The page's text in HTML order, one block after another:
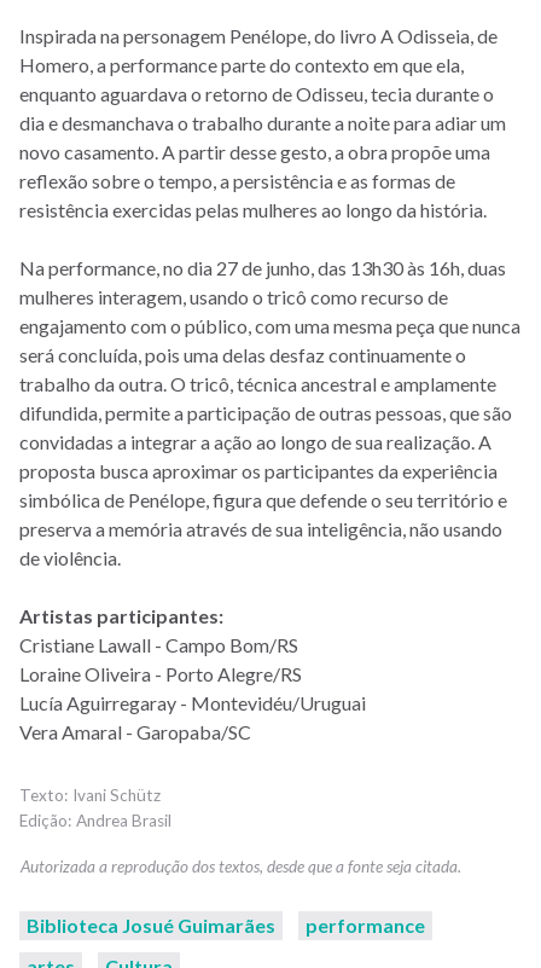
Inspirada na personagem Penélope, do livro A Odisseia, de
Homero, a performance parte do contexto em que ela,
enquanto aguardava o retorno de Odisseu, tecia durante o
dia e desmanchava o trabalho durante a noite para adiar um
novo casamento. A partir desse gesto, a obra propõe uma
reflexão sobre o tempo, a persistência e as formas de
resistência exercidas pelas mulheres ao longo da história.
Na performance, no dia 27 de junho, das 13h30 às 16h, duas
mulheres interagem, usando o tricô como recurso de
engajamento com o público, com uma mesma peça que nunca
será concluída, pois uma delas desfaz continuamente o
trabalho da outra. O tricô, técnica ancestral e amplamente
difundida, permite a participação de outras pessoas, que são
convidadas a integrar a ação ao longo de sua realização. A
proposta busca aproximar os participantes da experiência
simbólica de Penélope, figura que defende o seu território e
preserva a memória através de sua inteligência, não usando
de violência.
Artistas participantes:
Cristiane Lawall - Campo Bom/RS
Loraine Oliveira - Porto Alegre/RS
Lucía Aguirregaray - Montevidéu/Uruguai
Vera Amaral - Garopaba/SC
Ivani Schütz
Andrea Brasil
Biblioteca Josué Guimarães
performance